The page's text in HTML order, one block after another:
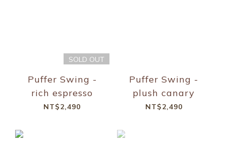
SOLD OUT
Puffer Swing -
rich espresso
NT$2,490
Puffer Swing -
plush canary
NT$2,490